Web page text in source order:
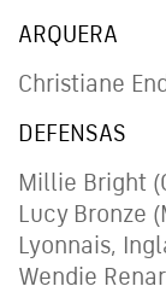
ARQUERA
Christiane
DEFENSAS
Millie Bright
Lucy Bronze
Lyonnais,
Wendie